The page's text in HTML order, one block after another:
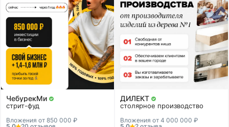
ЧебурекМи
стрит-фуд
Вложения от 850 000 ₽
ДИЛЕКТ
столярное производство
Вложения от 4 000 000 ₽